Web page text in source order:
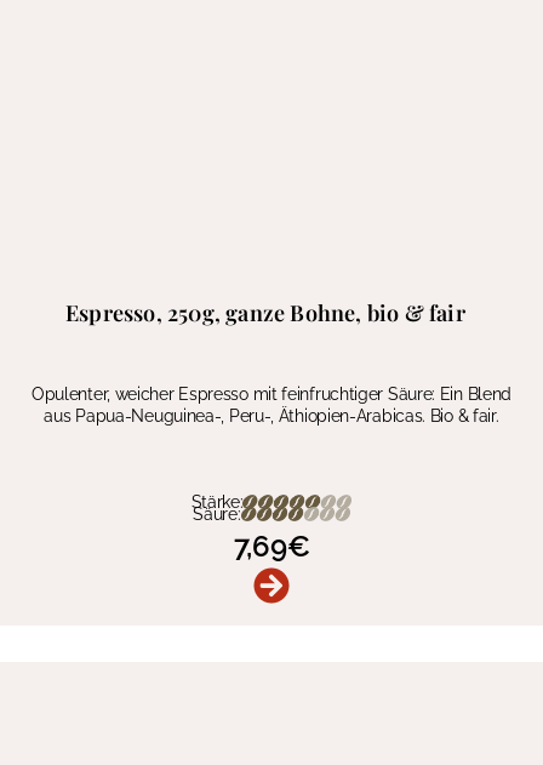
Espresso, 250g, ganze Bohne, bio & fair
Opulenter, weicher Espresso mit feinfruchtiger Säure: Ein Blend
aus Papua-Neuguinea-, Peru-, Äthiopien-Arabicas. Bio & fair.
Stärke:
Säure:
7,69€